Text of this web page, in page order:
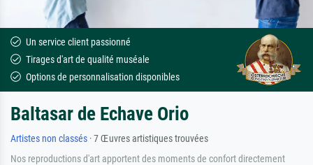
Un service client passionné
Tirages d'art de qualité muséale
Options de personnalisation disponibles
Baltasar de Echave Orio
Artistes non classés · 7 Œuvres artistiques trouvées
Nos reproductions d'art apportent des moments de confort directement